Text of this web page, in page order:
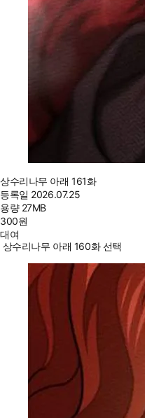
상수리나무 아래 161화
등록일 2026.07.25
용량 27MB
300원
대여
상수리나무 아래 160화 선택